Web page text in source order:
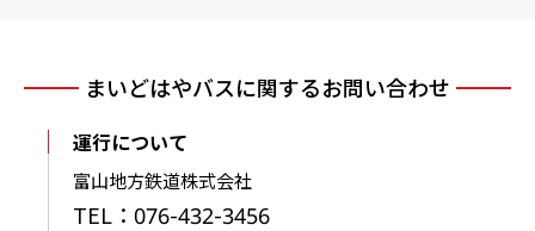
まいどはやバスに関するお問い合わせ
運行について
富山地方鉄道株式会社
TEL：076-432-3456